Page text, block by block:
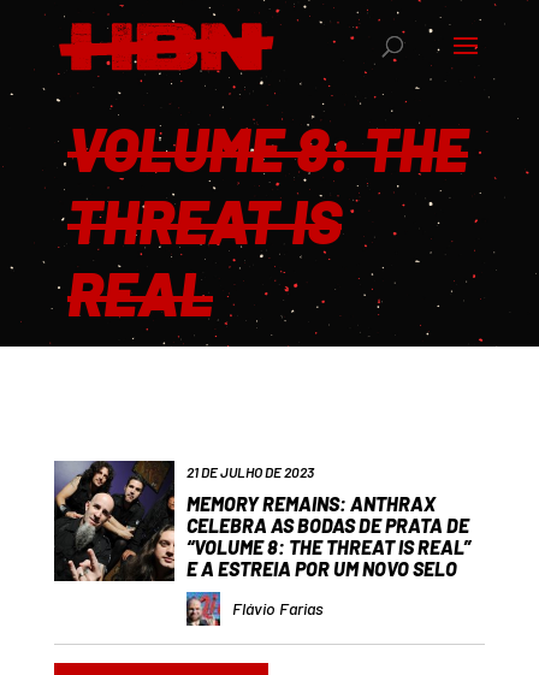
VOLUME 8: THE
THREAT IS
REAL
21 DE JULHO DE 2023
MEMORY REMAINS: ANTHRAX
CELEBRA AS BODAS DE PRATA DE
“VOLUME 8: THE THREAT IS REAL”
E A ESTREIA POR UM NOVO SELO
Flávio Farias